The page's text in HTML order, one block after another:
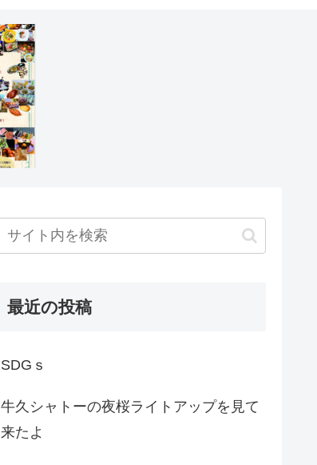
最近の投稿
SDGｓ
牛久シャトーの夜桜ライトアップを見て
来たよ